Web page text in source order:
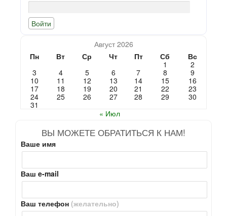
Август 2026
Пн
Вт Ср Чт Пт Сб
Вс
1
2
3
4 5 6 7 8
9
10
11 12 13 14 15
16
17
18 19 20 21 22
23
24
25 26 27 28 29
30
31
« Июл
ВЫ МОЖЕТЕ ОБРАТИТЬСЯ К НАМ!
Ваше имя
Ваш e-mail
Ваш телефон (желательно)